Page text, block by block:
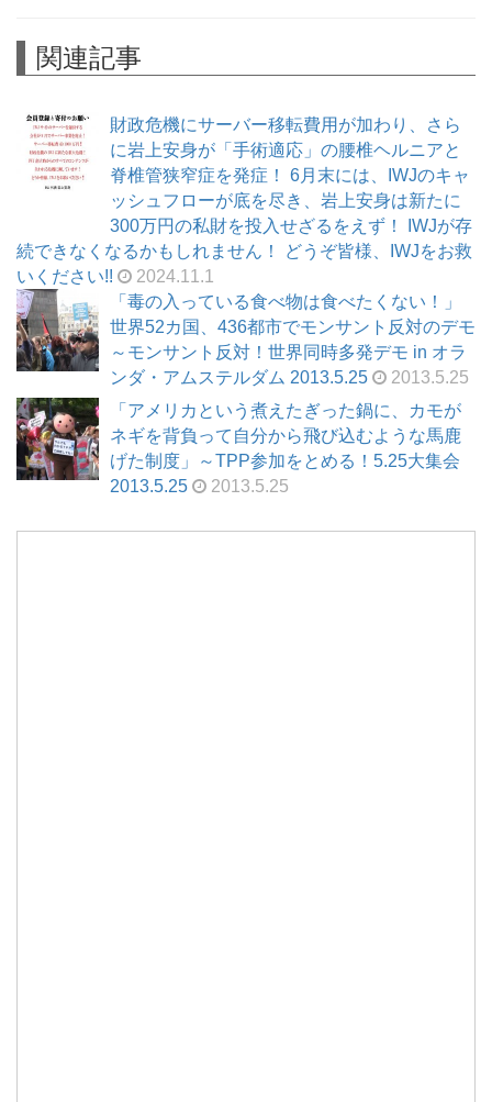
関連記事
財政危機にサーバー移転費用が加わり、さら
に岩上安身が「手術適応」の腰椎ヘルニアと
脊椎管狭窄症を発症！ 6月末には、IWJのキャ
ッシュフローが底を尽き、岩上安身は新たに
300万円の私財を投入せざるをえず！ IWJが存
続できなくなるかもしれません！ どうぞ皆様、IWJをお救
いください!!
2024.11.1
「毒の入っている食べ物は食べたくない！」
世界52カ国、436都市でモンサント反対のデモ
～モンサント反対！世界同時多発デモ in オラ
ンダ・アムステルダム 2013.5.25
2013.5.25
「アメリカという煮えたぎった鍋に、カモが
ネギを背負って自分から飛び込むような馬鹿
げた制度」～TPP参加をとめる！5.25大集会
2013.5.25
2013.5.25